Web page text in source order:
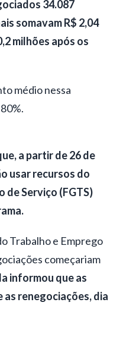
34.087
somavam R$ 2,04
milhões após os
médio nessa
a partir de 26 de
usar recursos do
de Serviço (FGTS)
Trabalho e Emprego
começariam
informou que as
as renegociações, dia